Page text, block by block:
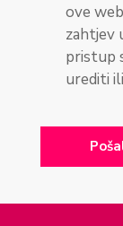
ove
zahtjev
pristup
urediti